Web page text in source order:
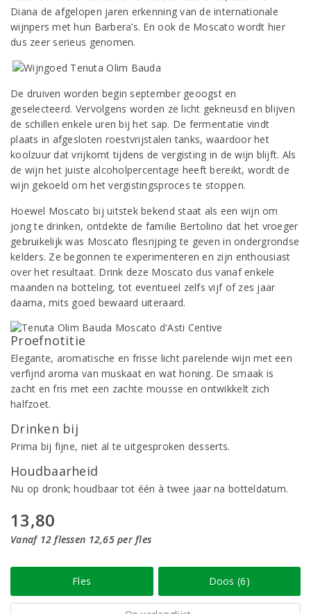
Diana de afgelopen jaren erkenning van de internationale
wijnpers met hun Barbera’s. En ook de Moscato wordt hier
dus zeer serieus genomen.
De druiven worden begin september geoogst en
geselecteerd. Vervolgens worden ze licht gekneusd en blijven
de schillen enkele uren bij het sap. De fermentatie vindt
plaats in afgesloten roestvrijstalen tanks, waardoor het
koolzuur dat vrijkomt tijdens de vergisting in de wijn blijft. Als
de wijn het juiste alcoholpercentage heeft bereikt, wordt de
wijn gekoeld om het vergistingsproces te stoppen.
Hoewel Moscato bij uitstek bekend staat als een wijn om
jong te drinken, ontdekte de familie Bertolino dat het vroeger
gebruikelijk was Moscato flesrijping te geven in ondergrondse
kelders. Ze begonnen te experimenteren en zijn enthousiast
over het resultaat. Drink deze Moscato dus vanaf enkele
maanden na botteling, tot eventueel zelfs vijf of zes jaar
daarna, mits goed bewaard uiteraard.
Proefnotitie
Elegante, aromatische en frisse licht parelende wijn met een
verfijnd aroma van muskaat en wat honing. De smaak is
zacht en fris met een zachte mousse en ontwikkelt zich
halfzoet.
Drinken bij
Prima bij fijne, niet al te uitgesproken desserts.
Houdbaarheid
Nu op dronk; houdbaar tot één à twee jaar na botteldatum.
13,80
Vanaf 12 flessen 12,65 per fles
Fles Doos (6)